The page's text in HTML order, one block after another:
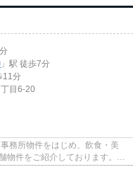
」駅 徒歩7分
11分
丁目6-20
務所物件をはじめ、飲食・美
件をご紹介しております。